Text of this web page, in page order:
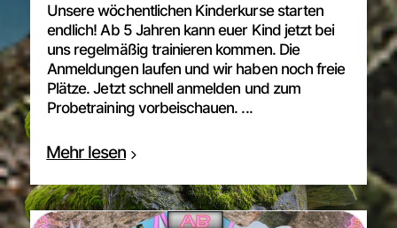
Unsere wöchentlichen Kinderkurse starten
endlich! Ab 5 Jahren kann euer Kind jetzt bei
uns regelmäßig trainieren kommen. Die
Anmeldungen laufen und wir haben noch freie
Plätze. Jetzt schnell anmelden und zum
Probetraining vorbeischauen. ...
Mehr lesen